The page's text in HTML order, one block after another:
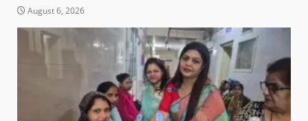
August 6, 2026